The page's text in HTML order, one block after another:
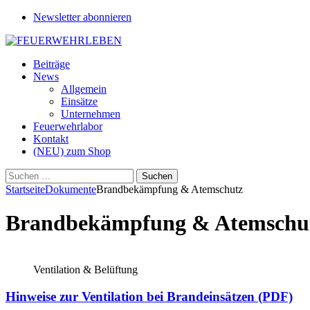
Newsletter abonnieren
Beiträge
News
Allgemein
Einsätze
Unternehmen
Feuerwehrlabor
Kontakt
(NEU) zum Shop
Suchen
nach:
StartseiteDokumenteBrandbekämpfung & Atemschutz
Brandbekämpfung &
Ventilation & Belüftung
Hinweise zur Ventilation bei Brandeinsätzen (PDF)